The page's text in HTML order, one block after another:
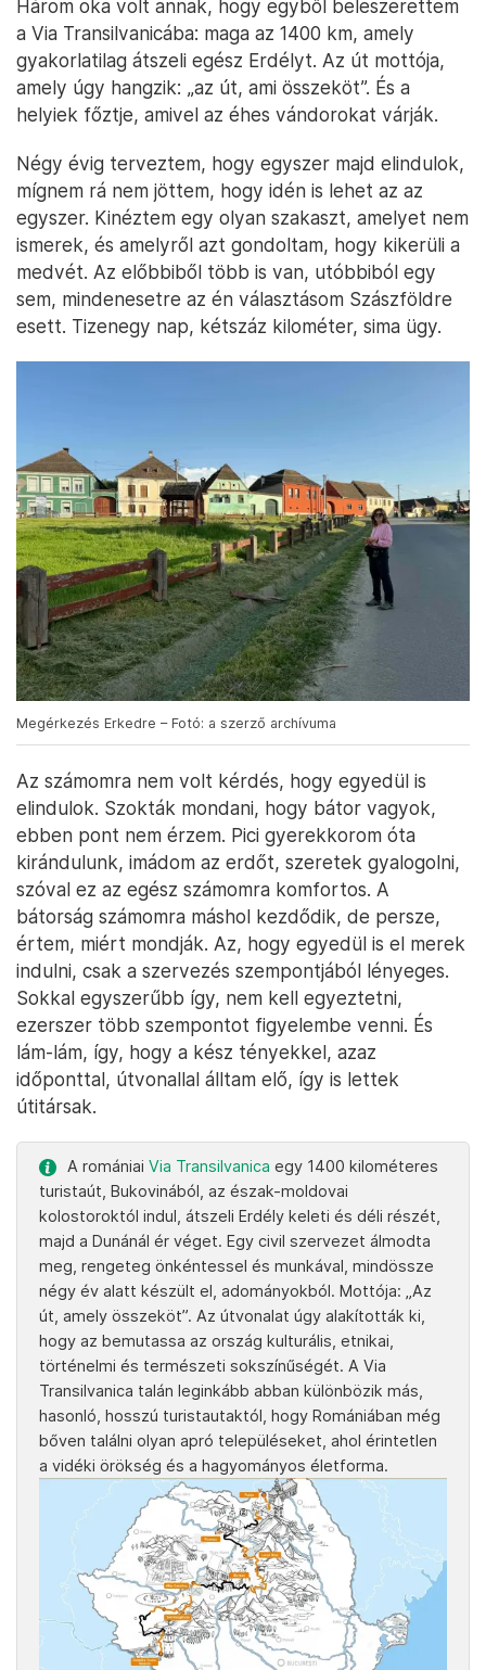
Három oka volt annak, hogy egyből beleszerettem
a Via Transilvanicába: maga az 1400 km, amely
gyakorlatilag átszeli egész Erdélyt. Az út mottója,
amely úgy hangzik: „az út, ami összeköt”. És a
helyiek főztje, amivel az éhes vándorokat várják.
Négy évig terveztem, hogy egyszer majd elindulok,
mígnem rá nem jöttem, hogy idén is lehet az az
egyszer. Kinéztem egy olyan szakaszt, amelyet nem
ismerek, és amelyről azt gondoltam, hogy kikerüli a
medvét. Az előbbiből több is van, utóbbiból egy
sem, mindenesetre az én választásom Szászföldre
esett. Tizenegy nap, kétszáz kilométer, sima ügy.
Megérkezés Erkedre – Fotó: a szerző archívuma
Az számomra nem volt kérdés, hogy egyedül is
elindulok. Szokták mondani, hogy bátor vagyok,
ebben pont nem érzem. Pici gyerekkorom óta
kirándulunk, imádom az erdőt, szeretek gyalogolni,
szóval ez az egész számomra komfortos. A
bátorság számomra máshol kezdődik, de persze,
értem, miért mondják. Az, hogy egyedül is el merek
indulni, csak a szervezés szempontjából lényeges.
Sokkal egyszerűbb így, nem kell egyeztetni,
ezerszer több szempontot figyelembe venni. És
lám-lám, így, hogy a kész tényekkel, azaz
időponttal, útvonallal álltam elő, így is lettek
útitársak.
A romániai Via Transilvanica egy 1400 kilométeres
turistaút, Bukovinából, az észak-moldovai
kolostoroktól indul, átszeli Erdély keleti és déli részét,
majd a Dunánál ér véget. Egy civil szervezet álmodta
meg, rengeteg önkéntessel és munkával, mindössze
négy év alatt készült el, adományokból. Mottója: „Az
út, amely összeköt”. Az útvonalat úgy alakították ki,
hogy az bemutassa az ország kulturális, etnikai,
történelmi és természeti sokszínűségét. A Via
Transilvanica talán leginkább abban különbözik más,
hasonló, hosszú turistautaktól, hogy Romániában még
bőven találni olyan apró településeket, ahol érintetlen
a vidéki örökség és a hagyományos életforma.